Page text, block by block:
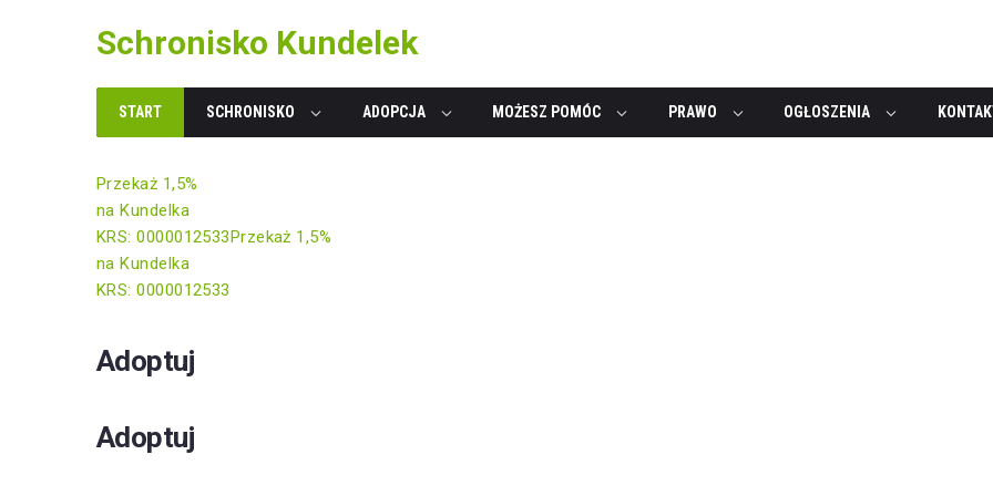
Schronisko Kundelek
START SCHRONISKO ADOPCJA MOŻESZ POMÓC PRAWO OGŁOSZENIA
Przekaż 1,5%
na Kundelka
KRS: 0000012533Przekaż 1,5%
na Kundelka
KRS: 0000012533
Adoptuj
Adoptuj